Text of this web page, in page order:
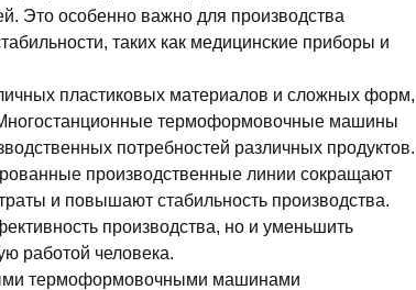
Это особенно важно для производства
таких как медицинские приборы и
пластиковых материалов и сложных форм,
Многостанционные термоформовочные машины
потребностей различных продуктов.
производственные линии сокращают
и повышают стабильность производства.
производства, но и уменьшить
работой человека.
термоформовочными машинами